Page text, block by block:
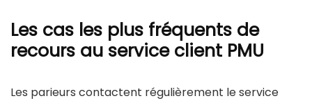
Les cas les plus fréquents de
recours au service client PMU
Les parieurs contactent régulièrement le service